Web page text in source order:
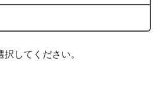
してください。